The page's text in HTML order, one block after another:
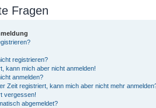
Fragen
registrieren?
kann mich aber nicht anmelden!
anmelden?
Zeit registriert, kann mich aber nicht mehr
vergessen!
abgemeldet?